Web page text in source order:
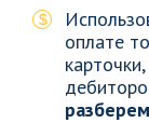
оплате